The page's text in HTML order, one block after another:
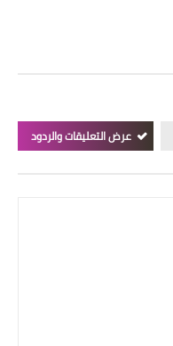
عرض التعليقات والردود